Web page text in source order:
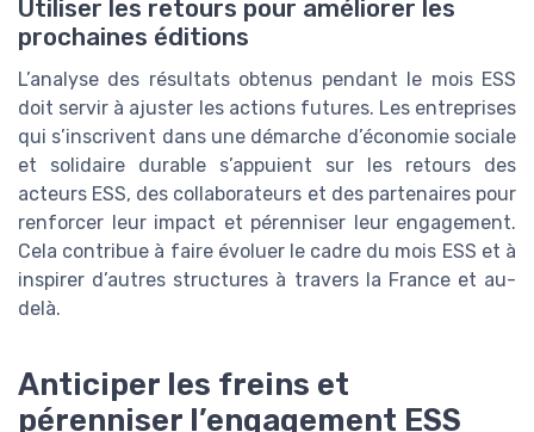
Utiliser les retours pour améliorer les
prochaines éditions
L’analyse des résultats obtenus pendant le mois ESS
doit servir à ajuster les actions futures. Les entreprises
qui s’inscrivent dans une démarche d’économie sociale
et solidaire durable s’appuient sur les retours des
acteurs ESS, des collaborateurs et des partenaires pour
renforcer leur impact et pérenniser leur engagement.
Cela contribue à faire évoluer le cadre du mois ESS et à
inspirer d’autres structures à travers la France et au-
delà.
Anticiper les freins et
pérenniser l’engagement ESS